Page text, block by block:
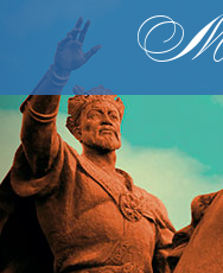
Previous